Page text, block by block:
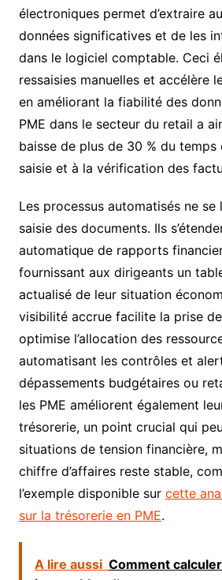
électroniques permet d’extraire
données significatives et de les
dans le logiciel comptable. Ceci
ressaisies manuelles et accélère
en améliorant la fiabilité des
PME dans le secteur du retail a
baisse de plus de 30 % du temps
saisie et à la vérification des
Les processus automatisés ne se
saisie des documents. Ils
automatique de rapports
fournissant aux dirigeants un
actualisé de leur situation
visibilité accrue facilite la prise
optimise l’allocation des
automatisant les contrôles et
dépassements budgétaires ou
les PME améliorent également
trésorerie, un point crucial qui
situations de tension financière,
chiffre d’affaires reste stable,
l’exemple disponible sur cette
sur la trésorerie en PME.
A lire aussi Comment